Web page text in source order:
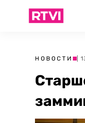
НОВОСТИ |